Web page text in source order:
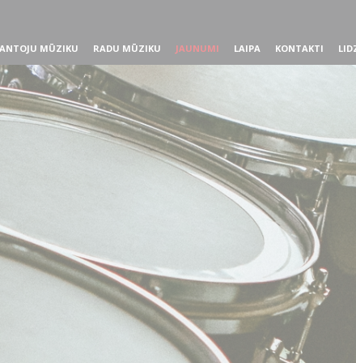
MŪZIKU RADU MŪZIKU JAUNUMI LAIPA KONTAKTI